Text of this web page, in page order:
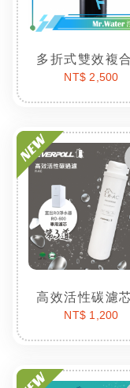
NT$ 2,500
NT$ 1,200